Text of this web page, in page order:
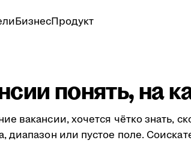
БизнесПродукт
понять, на
вакансии, хочется чётко знать,
диапазон или пустое поле.